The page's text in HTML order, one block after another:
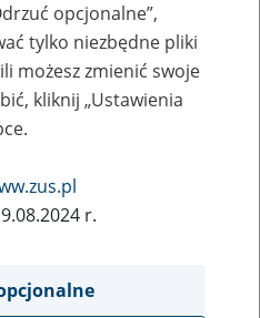
do portalu PUE
czerwca 2020 r.
r., od godziny 22:00 do
opcjonalne”,
tylko niezbędne pliki
możesz zmienić swoje
kliknij „Ustawienia
r.